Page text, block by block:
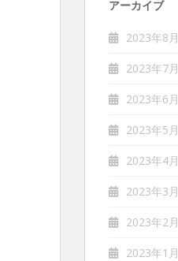
アーカイブ
2023年8月
2023年7月
2023年6月
2023年5月
2023年4月
2023年3月
2023年2月
2023年1月